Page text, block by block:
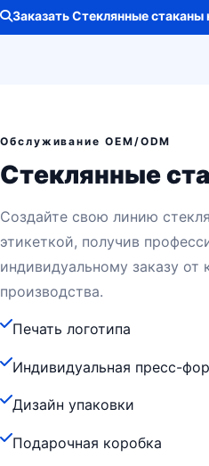
Заказать Стеклянные стаканы
Обслуживание OEM/ODM
Стеклянные
Создайте свою линию
этикеткой, получив
индивидуальному заказу от
производства.
Печать логотипа
Индивидуальная пресс-
Дизайн упаковки
Подарочная коробка